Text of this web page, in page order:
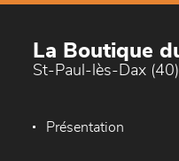
La Boutique
St-Paul-lès-Dax (40)
Présentation